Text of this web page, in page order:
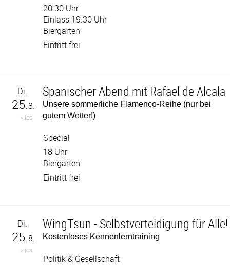
20.30 Uhr
Einlass 19.30 Uhr
Biergarten
Eintritt frei
Di.
25.8.
>.ics
Spanischer Abend mit Rafael de Alcala
Unsere sommerliche Flamenco-Reihe (nur bei
gutem Wetter!)
Special
18 Uhr
Biergarten
Eintritt frei
Di.
25.8.
>.ics
WingTsun - Selbstverteidigung für Alle!
Kostenloses Kennenlerntraining
Politik & Gesellschaft